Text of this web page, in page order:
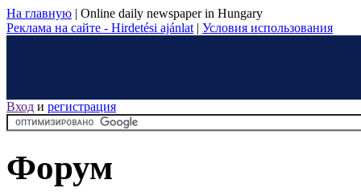
На главную | Online daily newspaper in Hungary
Реклама на сайте - Hirdetési ajánlat | Условия использования
Вход и регистрация
Форум